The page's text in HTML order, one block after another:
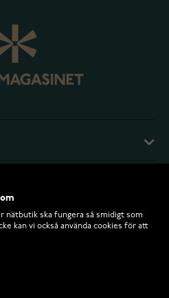
nätbutik ska fungera så smidigt som
kan vi också använda cookies för att